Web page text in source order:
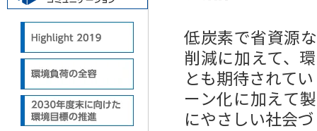
低炭素で省資源
削減に加えて、
とも期待されて
ーン化に加えて
にやさしい社会